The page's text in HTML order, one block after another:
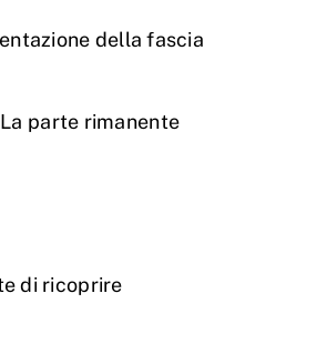
della fascia
parte rimanente
di ricoprire